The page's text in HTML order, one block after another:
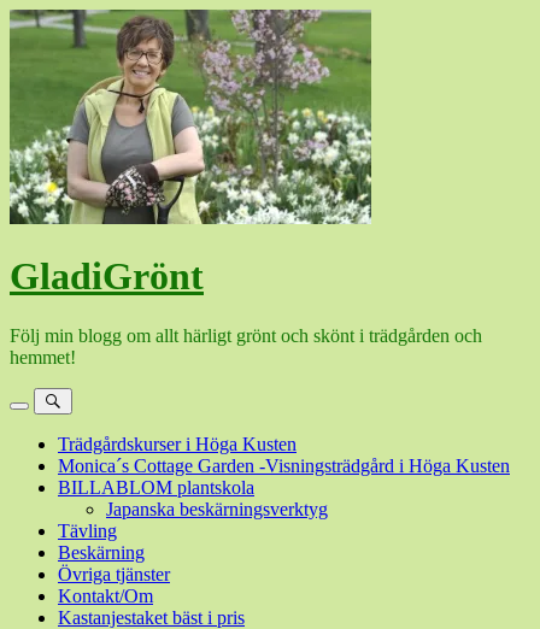
Hoppa
GladiGrönt
Följ min blogg om allt härligt grönt och skönt i trädgården och
hemmet!
MenySök
Trädgårdskurser i Höga Kusten
Monica´s Cottage Garden -Visningsträdgård i Höga Kusten
BILLABLOM plantskola
Japanska beskärningsverktyg
Tävling
Beskärning
Övriga tjänster
Kontakt/Om
Kastanjestaket bäst i pris